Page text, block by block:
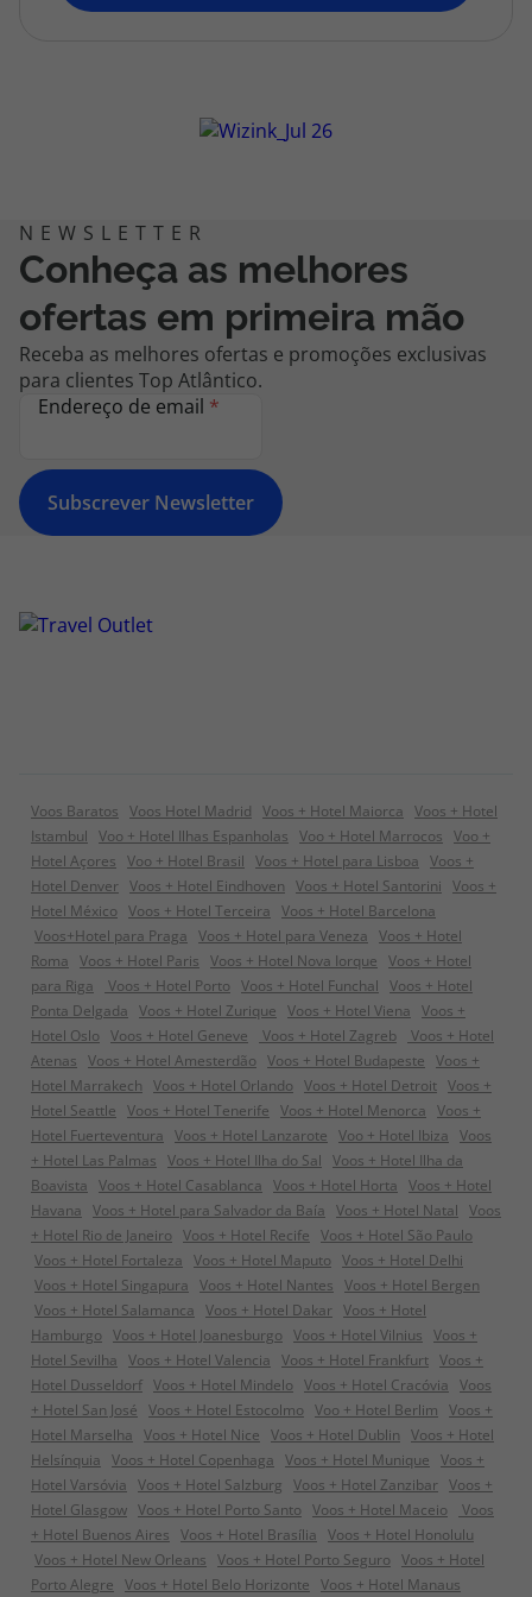
topatlantico@topatlantico.com
Conheça as melhores
ofertas em primeira mão
Receba as melhores ofertas e promoções exclusivas
para clientes Top Atlântico.
Endereço de email *
Subscrever Newsletter
Voos Baratos Voos Hotel Madrid Voos + Hotel Maiorca Voos + Hotel
Istambul Voo + Hotel Ilhas Espanholas Voo + Hotel Marrocos Voo +
Hotel Açores Voo + Hotel Brasil Voos + Hotel para Lisboa Voos +
Hotel Denver Voos + Hotel Eindhoven Voos + Hotel Santorini Voos +
Hotel México Voos + Hotel Terceira Voos + Hotel Barcelona
Voos+Hotel para Praga Voos + Hotel para Veneza Voos + Hotel
Roma Voos + Hotel Paris Voos + Hotel Nova Iorque Voos + Hotel
para Riga
Voos + Hotel Porto Voos + Hotel Funchal Voos + Hotel
Ponta Delgada Voos + Hotel Zurique Voos + Hotel Viena Voos +
Hotel Oslo Voos + Hotel Geneve Voos + Hotel Zagreb
Voos + Hotel
Atenas Voos + Hotel Amesterdão Voos + Hotel Budapeste Voos +
Hotel Marrakech Voos + Hotel Orlando Voos + Hotel Detroit Voos +
Hotel Seattle Voos + Hotel Tenerife Voos + Hotel Menorca Voos +
Hotel Fuerteventura Voos + Hotel Lanzarote Voo + Hotel Ibiza Voos
+ Hotel Las Palmas Voos + Hotel Ilha do Sal Voos + Hotel Ilha da
Boavista Voos + Hotel Casablanca Voos + Hotel Horta Voos + Hotel
Havana Voos + Hotel para Salvador da Baía Voos + Hotel Natal Voos
+ Hotel Rio de Janeiro Voos + Hotel Recife Voos + Hotel São Paulo
Voos + Hotel Fortaleza Voos + Hotel Maputo Voos + Hotel Delhi
Voos + Hotel Singapura Voos + Hotel Nantes Voos + Hotel Bergen
Voos + Hotel Salamanca Voos + Hotel Dakar Voos + Hotel
Hamburgo Voos + Hotel Joanesburgo Voos + Hotel Vilnius Voos +
Hotel Sevilha Voos + Hotel Valencia Voos + Hotel Frankfurt Voos +
Hotel Dusseldorf Voos + Hotel Mindelo Voos + Hotel Cracóvia Voos
+ Hotel San José Voos + Hotel Estocolmo Voo + Hotel Berlim Voos +
Hotel Marselha Voos + Hotel Nice Voos + Hotel Dublin Voos + Hotel
Helsínquia Voos + Hotel Copenhaga Voos + Hotel Munique Voos +
Hotel Varsóvia Voos + Hotel Salzburg Voos + Hotel Zanzibar Voos +
Hotel Glasgow Voos + Hotel Porto Santo Voos + Hotel Maceio
Voos
+ Hotel Buenos Aires Voos + Hotel Brasília Voos + Hotel Honolulu
Voos + Hotel New Orleans Voos + Hotel Porto Seguro Voos + Hotel
Porto Alegre Voos + Hotel Belo Horizonte Voos + Hotel Manaus